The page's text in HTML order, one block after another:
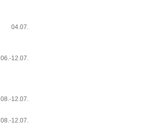
04.07.
06.-12.07.
08.-12.07.
08.-12.07.